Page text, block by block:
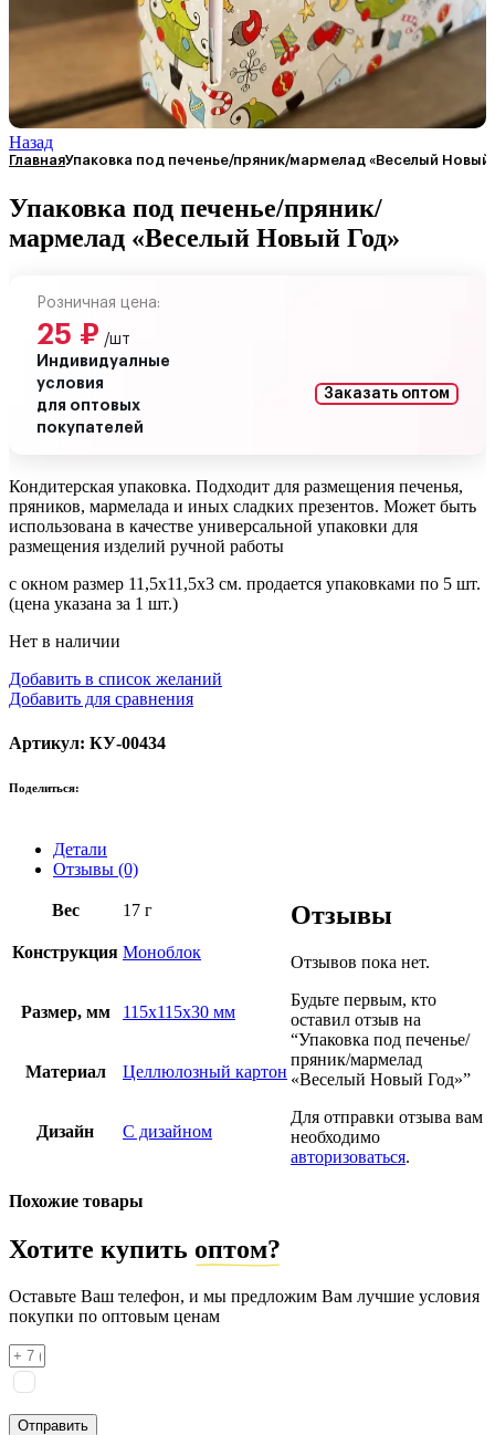
Назад
ГлавнаяУпаковка под печенье/пряник/мармелад «Веселый Новый
Упаковка под печенье/пряник/
мармелад «Веселый Новый Год»
Розничная цена:
25 ₽ /шт
Индивидуалные
условия
для оптовых
покупателей
Заказать оптом
Кондитерская упаковка. Подходит для размещения печенья,
пряников, мармелада и иных сладких презентов. Может быть
использована в качестве универсальной упаковки для
размещения изделий ручной работы
с окном размер 11,5х11,5х3 см. продается упаковками по 5 шт.
(цена указана за 1 шт.)
Нет в наличии
Добавить в список желаний
Добавить для сравнения
Артикул: КУ-00434
Поделиться:
Детали
Отзывы (0)
Вес 17 г
Конструкция Моноблок
Размер, мм 115х115х30 мм
Материал Целлюлозный картон
Дизайн С дизайном
Отзывы
Отзывов пока нет.
Будьте первым, кто
оставил отзыв на
“Упаковка под печенье/
пряник/мармелад
«Веселый Новый Год»”
Для отправки отзыва вам
необходимо
авторизоваться.
Похожие товары
Хотите купить оптом?
Оставьте Ваш телефон, и мы предложим Вам лучшие условия
покупки по оптовым ценам
Отправить